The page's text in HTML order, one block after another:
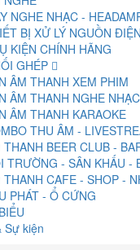
NGHE NHẠC -
BỊ XỬ LÝ NGUỒN ĐIỆN
KIỆN CHÍNH HÃNG
GHÉP
ÂM THANH XEM PHIM
ÂM THANH NGHE NHẠC
ÂM THANH KARAOKE
THU ÂM -
THANH BEER CLUB -
TRƯỜNG - SÂN KHẤU -
THANH CAFE - SHOP -
PHÁT - Ổ CỨNG
Sự kiện